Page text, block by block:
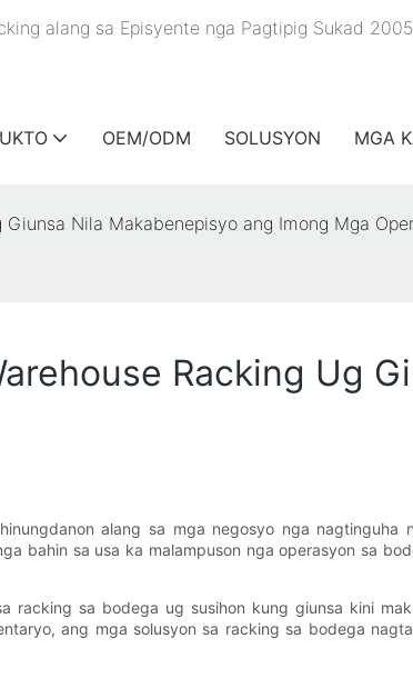
alang sa Episyente nga Pagtipig Sukad
OEM/ODM SOLUSYON MGA
Nila Makabenepisyo ang Imong Mga
Racking Ug
alang sa mga negosyo nga
bahin sa usa ka malampuson nga operasyon sa
racking sa bodega ug susihon kung giunsa kini
ang mga solusyon sa racking sa bodega